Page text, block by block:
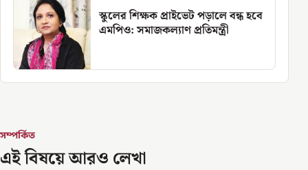
স্কুলের শিক্ষক প্রাইভেট পড়ালে বন্ধ হবে
এমপিও: সমাজকল্যাণ প্রতিমন্ত্রী
সম্পর্কিত
এই বিষয়ে আরও লেখা